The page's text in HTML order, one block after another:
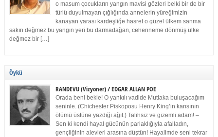
o masum çocukların yangın mavisi gözleri belki bir de bir
türlü duyulmayan çığlığında annelerin yüreğimizin
kanayan yarası kardeşliğe hasret o güzel ülkem sanma
sakın değmez bu yangın yeri bu darmadağan, cehenneme dönmüş ülke
değmez bir […]
Öykü
RANDEVU (Vizyoner) / EDGAR ALLAN POE
Orada beni bekle! O yankılı vadide Mutlaka buluşacağım
seninle. (Chichester Piskoposu Henry King’in karısının
ölümü üstüne yazdığı ağıt.) Talihsiz ve gizemli adam! –
Sen ki kendi hayal gücünün parlaklığıyla afalladın,
gençliğinin alevleri arasına düştün! Hayalimde seni tekrar